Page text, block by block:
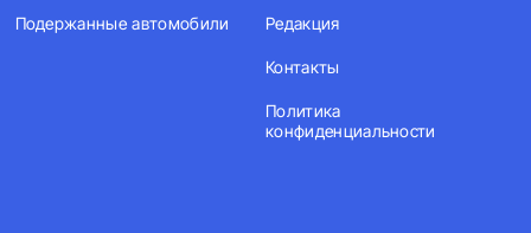
Подержанные автомобили Редакция
Контакты
Политика
конфиденциальности